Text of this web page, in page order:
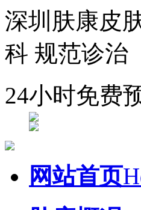
深圳肤康皮
科 规范诊治
24小时免费
网站首页